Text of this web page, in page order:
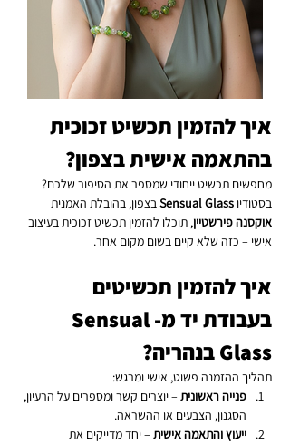
איך להזמין תכשיט זכוכית
בהתאמה אישית בצפון?
מחפשים תכשיט ייחודי שמספר את הסיפור שלכם?
בסטודיו Sensual Glass בצפון, בהובלת האמנית
אוקסנה פירשטיין, תוכלו להזמין תכשיט זכוכית בעיצוב
אישי – כזה שלא קיים בשום מקום אחר.
איך להזמין תכשיטים
בעבודת יד מ-Sensual
Glass בנהריה?
תהליך ההזמנה פשוט, אישי ומרגש:
פנייה ראשונית – יוצרים קשר ומספרים על הרעיון,
הסגנון, הצבעים או ההשראה.
ייעוץ והתאמה אישית – יחד מדייקים את